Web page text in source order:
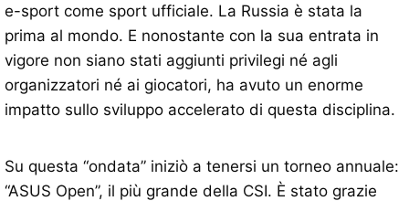
e-sport come sport ufficiale. La Russia è stata la
prima al mondo. E nonostante con la sua entrata in
vigore non siano stati aggiunti privilegi né agli
organizzatori né ai giocatori, ha avuto un enorme
impatto sullo sviluppo accelerato di questa disciplina.
Su questa “ondata” iniziò a tenersi un torneo annuale:
“ASUS Open”, il più grande della CSI. È stato grazie